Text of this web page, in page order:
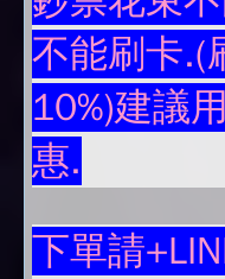
不能刷卡.(
10%)建議
惠.
下單請